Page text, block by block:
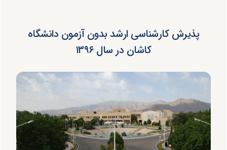
پذیرش کارشناسی ارشد بدون آزمون دانشگاه
کاشان در سال ۱۳۹۶